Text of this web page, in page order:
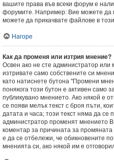
вашите права във всеки форум е
форумите. Например: Вие можете да
можете да прикачвате файлове в
Нагоре
Как да променя или изтрия мнение?
Освен ако не сте администратор
изтривате само собствените си
като натиснете бутона "Промени
понякога този бутон е активен само
публикувано мнението. Ако някой е
се появи мелък текст с броя пъти,
датата и часа; този текст няма да се
администратор променят мнението
коментар за причината за
е да се отбележи, че обикновените
мненията си, ако някой им е